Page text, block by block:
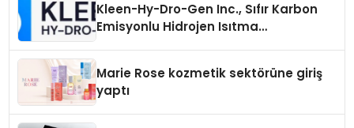
Kleen-Hy-Dro-Gen Inc., Sıfır Karbon
Emisyonlu Hidrojen Isıtma
Marie Rose kozmetik sektörüne giriş
yaptı